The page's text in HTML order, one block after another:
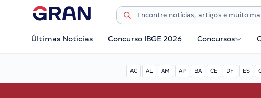
Últimas Notícias Concurso IBGE 2026 Concursos
AC AL AM AP BA CE DF ES